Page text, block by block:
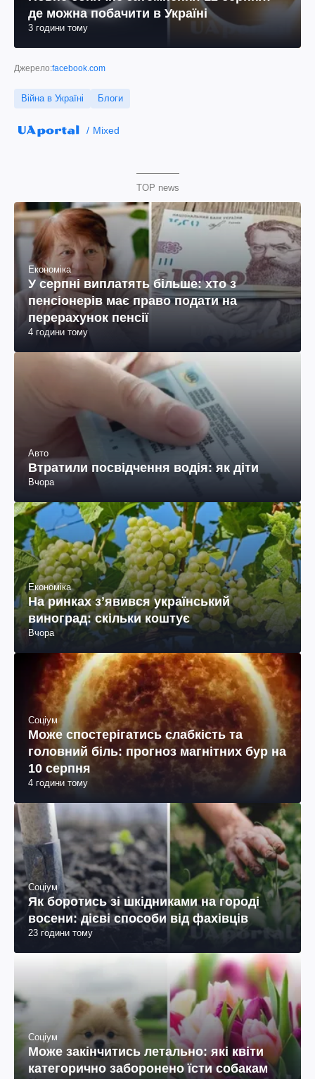
де можна побачити в Україні
3 години тому
Джерело:facebook.com
Війна в Україні Блоги
Mixed
TOP news
Економіка
У серпні виплатять більше: хто з
пенсіонерів має право подати на
перерахунок пенсії
4 години тому
Авто
Втратили посвідчення водія: як діти
Вчора
Економіка
На ринках зʼявився український
виноград: скільки коштує
Вчора
Соціум
Може спостерігатись слабкість та
головний біль: прогноз магнітних бур на
10 серпня
4 години тому
Соціум
Як боротись зі шкідниками на городі
восени: дієві способи від фахівців
23 години тому
Соціум
Може закінчитись летально: які квіти
категорично заборонено їсти собакам